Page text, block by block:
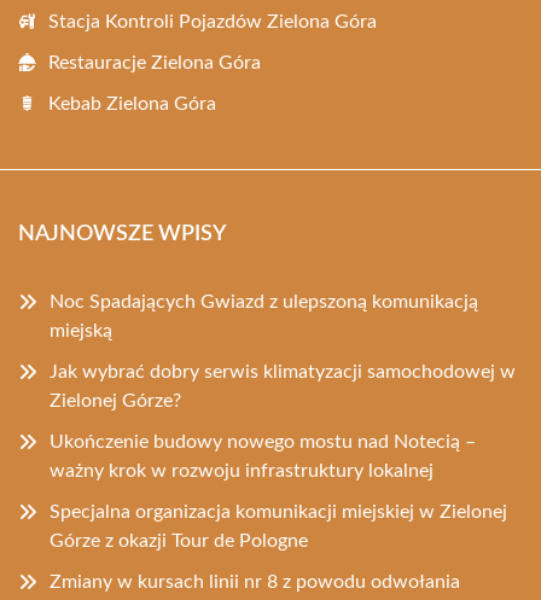
Stacja Kontroli Pojazdów Zielona Góra
Restauracje Zielona Góra
Kebab Zielona Góra
NAJNOWSZE WPISY
Noc Spadających Gwiazd z ulepszoną komunikacją
miejską
Jak wybrać dobry serwis klimatyzacji samochodowej w
Zielonej Górze?
Ukończenie budowy nowego mostu nad Notecią –
ważny krok w rozwoju infrastruktury lokalnej
Specjalna organizacja komunikacji miejskiej w Zielonej
Górze z okazji Tour de Pologne
Zmiany w kursach linii nr 8 z powodu odwołania